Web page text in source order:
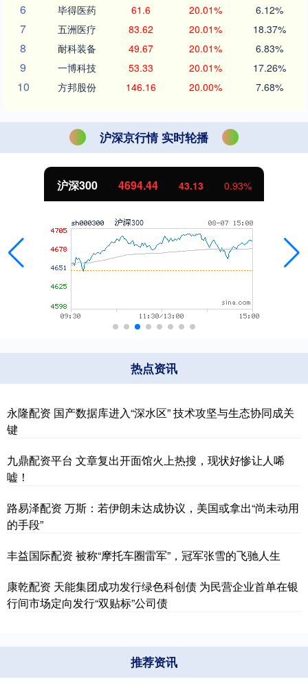
6 毕得医药 61.6 20.01% 6.12%
7 五洲医疗 83.62 20.01% 18.37%
8 耐科装备 49.67 20.01% 6.83%
9 一博科技 53.33 20.01% 17.26%
10 方邦股份 146.16 20.00% 7.68%
沪深京行情 实时轮播
北证50 1134.24 11.37 1.01%
热点资讯
永隆配资 国产数据库进入“深水区” 技术攻坚与生态协同成关
键
九鼎配资平台 文章复出开面馆火上热搜，现状好惨让人唏
嘘！
路易泽配资 万斯：若伊朗未达成协议，美国或拿出“尚未动用
的手段”
丰益国际配资 被称“摩托车圈雷军”，冠军张雪的飞驰人生
康乾配资 天能集团成功发行绿色科创债 为民营企业首单在银
行间市场定向发行“双贴标”公司债
推荐资讯